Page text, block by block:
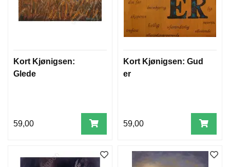
Kort Kjønigsen:
Glede
59,00
Kort Kjønigsen: Gud
er
59,00